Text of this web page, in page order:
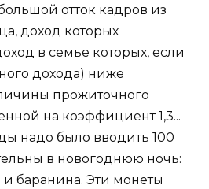
отток кадров из
доход которых
в семье которых, если
дохода) ниже
прожиточного
на коэффициент 1,3...
надо было вводить 100
в новогоднюю ночь:
и баранина. Эти монеты